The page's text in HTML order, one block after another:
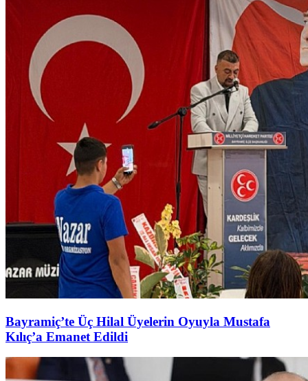
Bayramiç’te Üç Hilal Üyelerin Oyuyla Mustafa
Kılıç’a Emanet Edildi